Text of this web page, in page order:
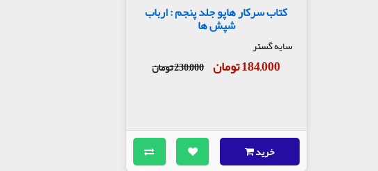
کتاب سرکار هاپو جلد پنجم : ارباب
شپش ها
سایه گستر
184,000 تومان 230,000 تومان
خرید